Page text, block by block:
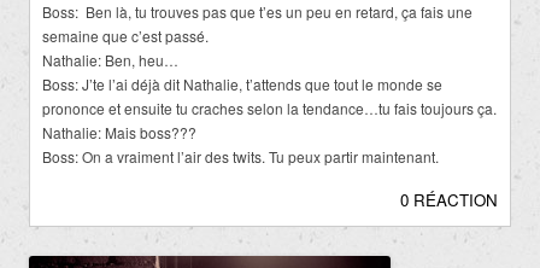
Boss: Ben là, tu trouves pas que t’es un peu en retard, ça fais une
semaine que c’est passé.
Nathalie: Ben, heu…
Boss: J’te l’ai déjà dit Nathalie, t’attends que tout le monde se
prononce et ensuite tu craches selon la tendance…tu fais toujours ça.
Nathalie: Mais boss???
Boss: On a vraiment l’air des twits. Tu peux partir maintenant.
0 RÉACTION